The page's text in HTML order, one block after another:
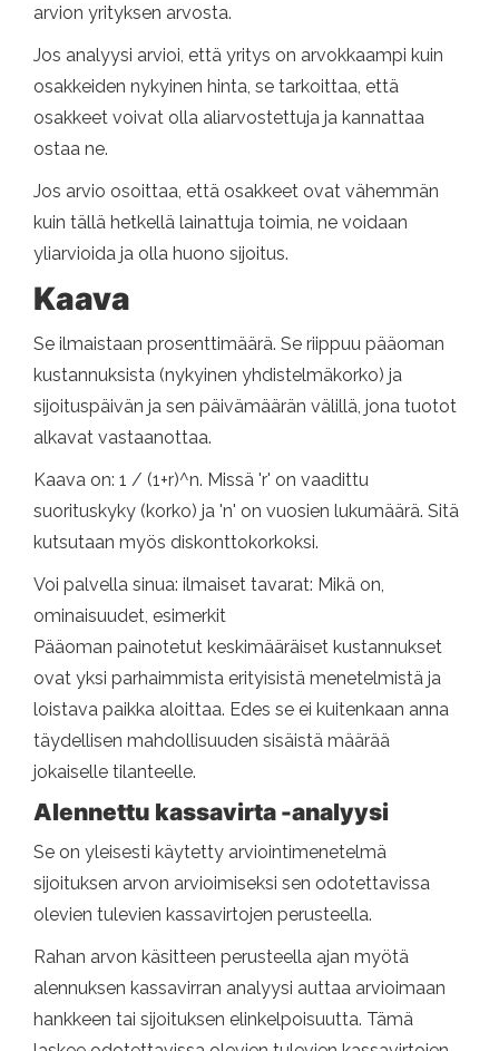
arvion yrityksen arvosta.
Jos analyysi arvioi, että yritys on arvokkaampi kuin
osakkeiden nykyinen hinta, se tarkoittaa, että
osakkeet voivat olla aliarvostettuja ja kannattaa
ostaa ne.
Jos arvio osoittaa, että osakkeet ovat vähemmän
kuin tällä hetkellä lainattuja toimia, ne voidaan
yliarvioida ja olla huono sijoitus.
Kaava
Se ilmaistaan ​​prosenttimäärä. Se riippuu pääoman
kustannuksista (nykyinen yhdistelmäkorko) ja
sijoituspäivän ja sen päivämäärän välillä, jona tuotot
alkavat vastaanottaa.
Kaava on: 1 / (1+r)^n. Missä 'r' on vaadittu
suorituskyky (korko) ja 'n' on vuosien lukumäärä. Sitä
kutsutaan myös diskonttokorkoksi.
Voi palvella sinua: ilmaiset tavarat: Mikä on,
ominaisuudet, esimerkit
Pääoman painotetut keskimääräiset kustannukset
ovat yksi parhaimmista erityisistä menetelmistä ja
loistava paikka aloittaa. Edes se ei kuitenkaan anna
täydellisen mahdollisuuden sisäistä määrää
jokaiselle tilanteelle.
Alennettu kassavirta -analyysi
Se on yleisesti käytetty arviointimenetelmä
sijoituksen arvon arvioimiseksi sen odotettavissa
olevien tulevien kassavirtojen perusteella.
Rahan arvon käsitteen perusteella ajan myötä
alennuksen kassavirran analyysi auttaa arvioimaan
hankkeen tai sijoituksen elinkelpoisuutta. Tämä